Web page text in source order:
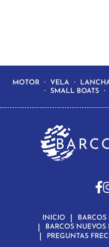
MOTOR VELA
SMALL BOATS
INICIO
BARCOS NUEVOS
PREGUNTAS